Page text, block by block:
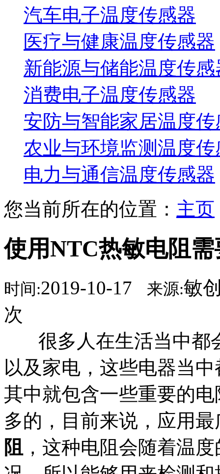
汽车电子温度传感器
医疗与健康温度传感器
新能源与储能温度传感
消费电子温度传感器
安防与智能家居温度传
农业与环境监测温度传
电力与通信温度传感器
您当前所在的位置： 主页
使用NTC热敏电阻
时间:2019-10-17 来源:敏
次
很多人在生活当中都
以及家电，这些电器当
其中就包含一些重要的
多的，目前来说，应用
阻
，这种电阻会随着温